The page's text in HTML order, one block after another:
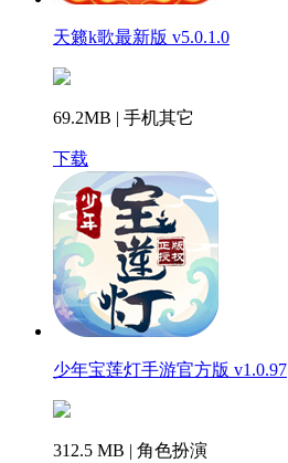
天籁k歌最新版 v5.0.1.0
69.2MB | 手机其它
下载
少年宝莲灯手游官方版 v1.0.97
312.5 MB | 角色扮演